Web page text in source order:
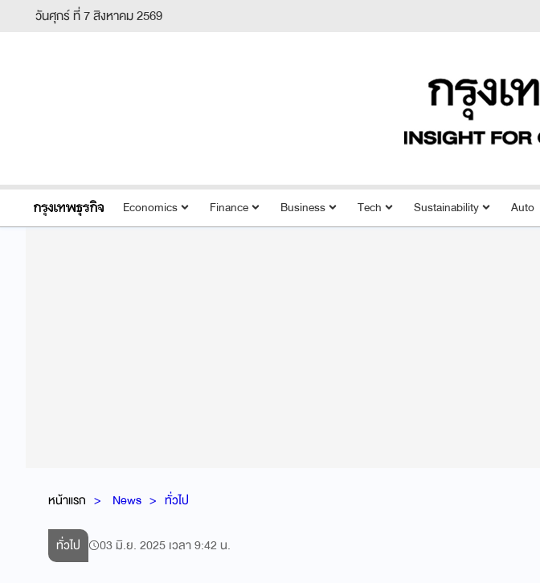
วันศุกร์ ที่ 7 สิงหาคม 2569
Economics Finance Business Tech Sustainability Auto
หน้าแรก News ทั่วไป
ทั่วไป 03 มิ.ย. 2025 เวลา 9:42 น.